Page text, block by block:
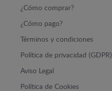
¿Cómo comprar?
¿Cómo pago?
Términos y condiciones
Política de privacidad (GDPR)
Aviso Legal
Política de Cookies